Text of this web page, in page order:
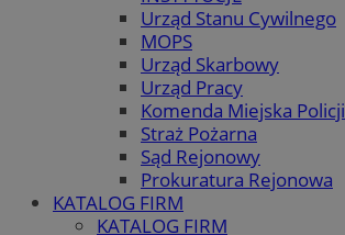
Urząd Stanu Cywilnego
MOPS
Urząd Skarbowy
Urząd Pracy
Komenda Miejska Policji
Straż Pożarna
Sąd Rejonowy
Prokuratura Rejonowa
KATALOG FIRM
KATALOG FIRM